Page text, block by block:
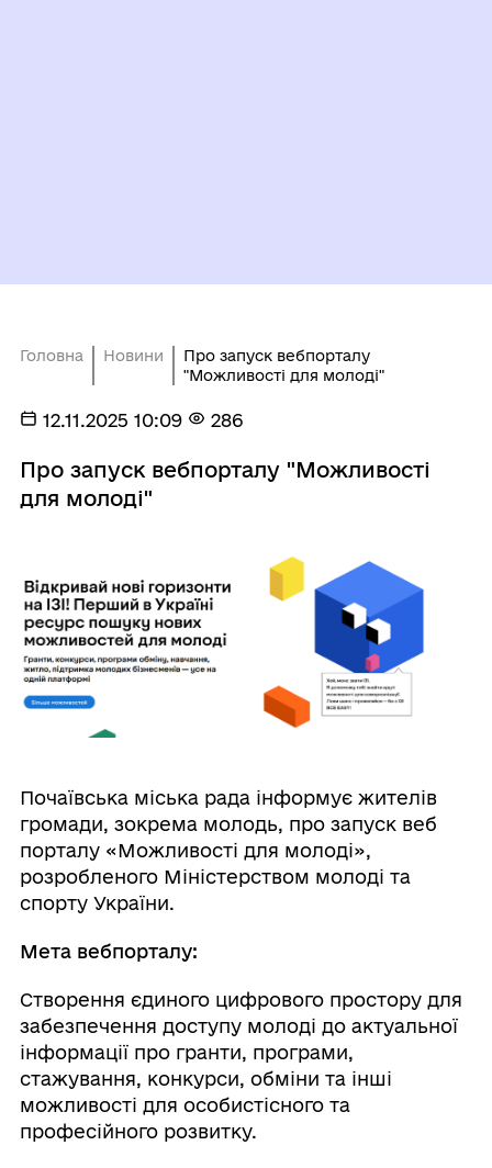
Головна Новини
Про запуск вебпорталу
"Можливості для молоді"
12.11.2025 10:09 286
Про запуск вебпорталу "Можливості
для молоді"
Почаївська міська рада інформує жителів
громади, зокрема молодь, про запуск веб
порталу «Можливості для молоді»,
розробленого Міністерством молоді та
спорту України.
Мета вебпорталу:
Створення єдиного цифрового простору для
забезпечення доступу молоді до актуальної
інформації про гранти, програми,
стажування, конкурси, обміни та інші
можливості для особистісного та
професійного розвитку.